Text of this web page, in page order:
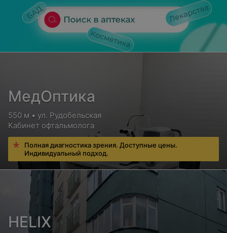
МедОптика
550 м • ул. Рудобельская
Кабинет офтальмолога
Полная диагностика зрения. Доступные цены.
Индивидуальный подход.
HELIX